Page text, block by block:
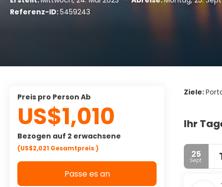
Referenz-ID:5459243
Ziele:
Ihr
25
Sept.
Preis pro Person Ab
US$1,010
Bezogen auf 2 erwachsene
(US$2,021 Gesamtpreis)
Passe es an